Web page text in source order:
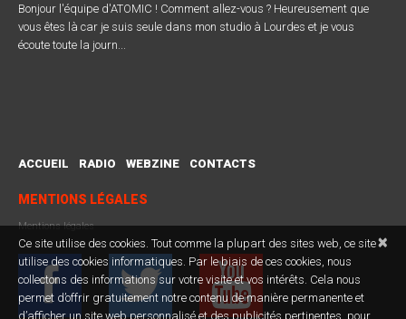
Bonjour l'équipe d'ATOMIC ! Comment allez-vous ? Heureusement que
vous êtes là car je suis seule dans mon studio à Lourdes et je vous
écoute toute la journ...
ACCUEIL RADIO WEBZINE CONTACTS
MENTIONS LÉGALES
Mentions légales
×
Ce site utilise des cookies. Tout comme la plupart des sites web, ce site
utilise des cookies informatiques. Par le biais de ces cookies, nous
collectons des informations sur votre visite et vos intérêts. Cela nous
permet d’offrir gratuitement notre contenu de manière permanente et
d’afficher un site web personnalisé et des publicités pertinentes, pour